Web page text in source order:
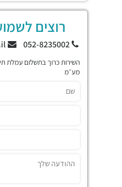
רוצים
השירות כרוך בתשלום עמלת
מע״מ